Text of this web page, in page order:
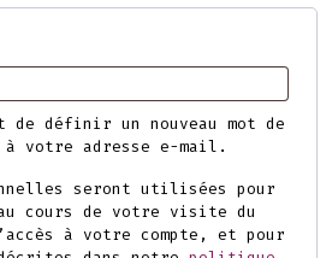
de définir un nouveau mot de
à votre adresse e-mail.
seront utilisées pour
au cours de votre visite du
à votre compte, et pour